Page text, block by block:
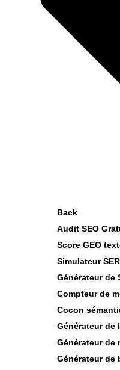
Back
Audit SEO
Score GEO
Simulateur
Générateur de
Compteur de
Cocon
Générateur de
Générateur de
Générateur de